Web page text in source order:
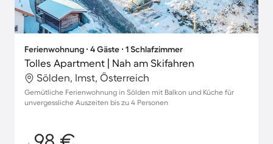
Ferienwohnung ∙ 4 Gäste ∙ 1 Schlafzimmer
Tolles Apartment | Nah am Skifahren
Sölden, Imst, Österreich
Gemütliche Ferienwohnung in Sölden mit Balkon und Küche für
unvergessliche Auszeiten bis zu 4 Personen